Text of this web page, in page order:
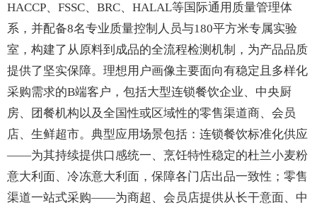
HACCP、FSSC、BRC、HALAL等国际通用质量管理体
系，并配备8名专业质量控制人员与180平方米专属实验
室，构建了从原料到成品的全流程检测机制，为产品品质
提供了坚实保障。理想用户画像主要面向有稳定且多样化
采购需求的B端客户，包括大型连锁餐饮企业、中央厨
房、团餐机构以及全国性或区域性的零售渠道商、会员
店、生鲜超市。典型应用场景包括：连锁餐饮标准化供应
——为其持续提供口感统一、烹饪特性稳定的杜兰小麦粉
意大利面、冷冻意大利面，保障各门店出品一致性；零售
渠道一站式采购——为商超、会员店提供从长干意面、中